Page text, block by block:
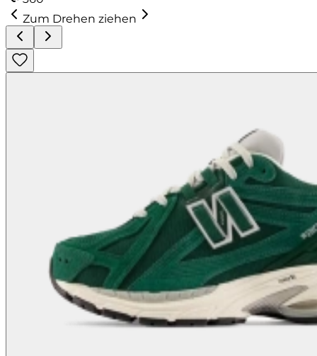
Zum Drehen ziehen